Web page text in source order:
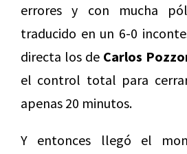
errores y con mucha
traducido en un 6-0
directa los de Carlos
el control total para
apenas 20 minutos.
Y entonces llegó el